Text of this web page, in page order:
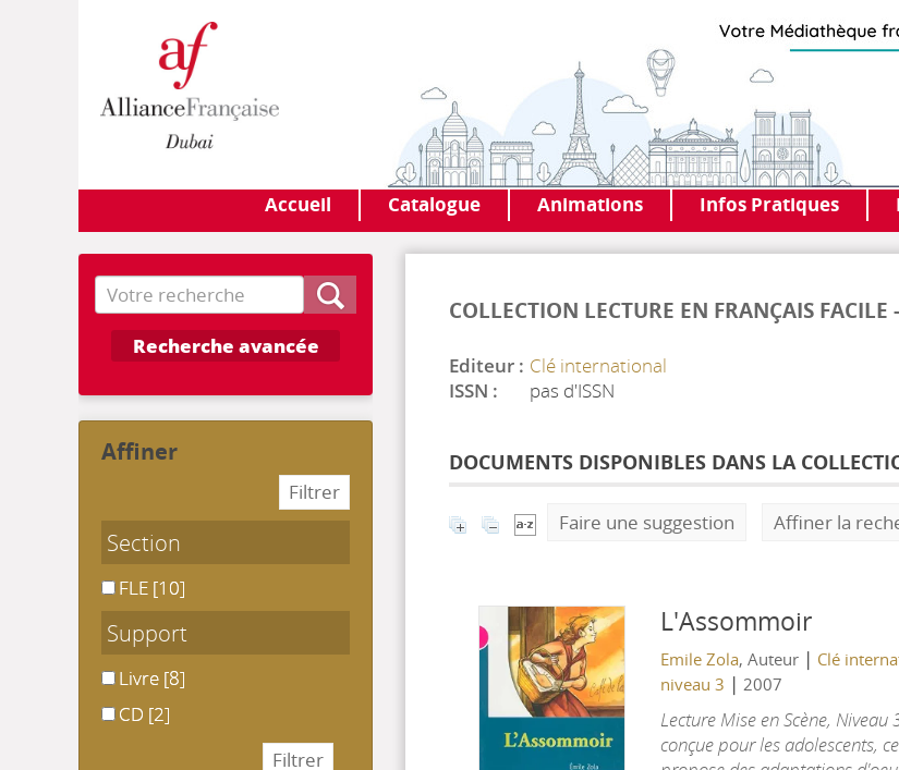
Accueil Catalogue Animations Infos Pratiques
COLLECTION LECTURE EN FRANÇAIS FACILE
Editeur : Clé international
ISSN :
pas d'ISSN
DOCUMENTS DISPONIBLES DANS LA
Faire une suggestion Affiner la
L'Assommoir
Emile Zola, Auteur | Clé
niveau 3 | 2007
Lecture Mise en Scène,
conçue pour les adolescents,
Recherche
Recherche avancée
affiner
Section
FLEFLE [10]
Support
LivreLivre [8]
CDCD [2]